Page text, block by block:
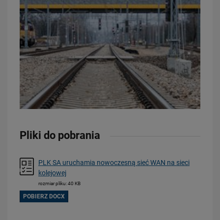
Pliki do pobrania
PLK SA uruchamia nowoczesną sieć WAN na sieci
kolejowej
rozmiar pliku: 40 KB
POBIERZ DOCX
23.07.2026
Wróci ruch pasażerski między Skierniewicami a Czachówkiem - jest
umowa na…
PRZECZYTAJ
21.07.2026